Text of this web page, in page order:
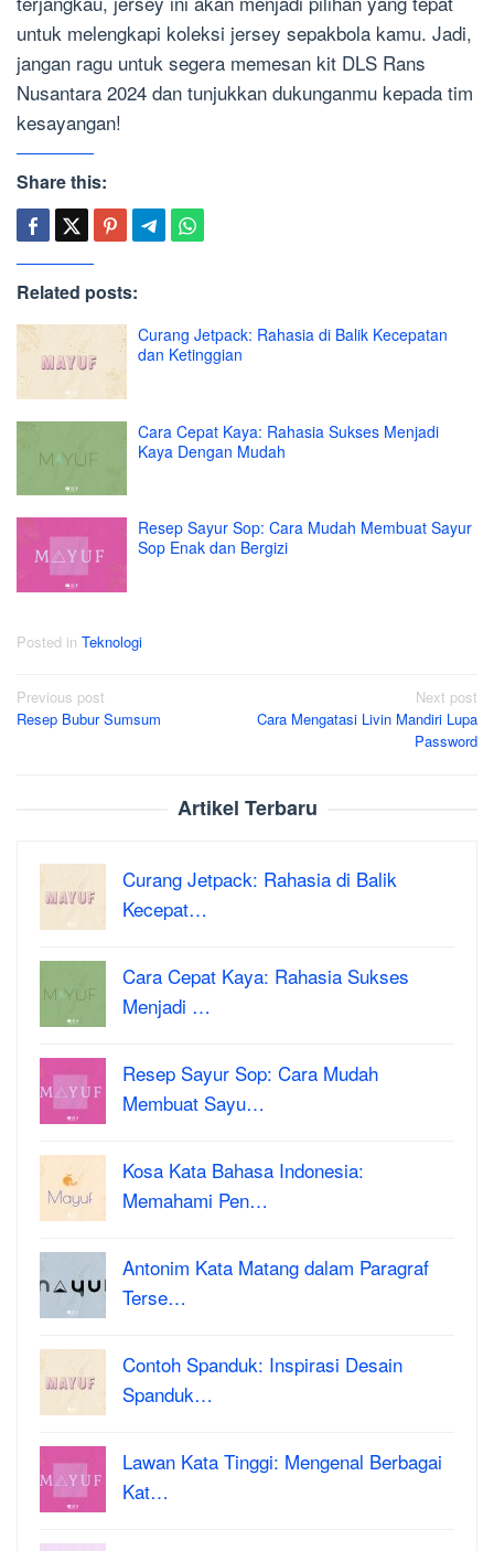
untuk melengkapi koleksi jersey sepakbola kamu. Jadi,
jangan ragu untuk segera memesan kit DLS Rans
Nusantara 2024 dan tunjukkan dukunganmu kepada tim
kesayangan!
Share this:
Related posts:
Curang Jetpack: Rahasia di Balik Kecepatan
dan Ketinggian
Cara Cepat Kaya: Rahasia Sukses Menjadi
Kaya Dengan Mudah
Resep Sayur Sop: Cara Mudah Membuat Sayur
Sop Enak dan Bergizi
Posted in Teknologi
Post
navigation
Previous post
Resep Bubur Sumsum
Next post
Cara Mengatasi Livin Mandiri Lupa
Password
Artikel Terbaru
Curang Jetpack: Rahasia di Balik
Kecepat…
Cara Cepat Kaya: Rahasia Sukses
Menjadi …
Resep Sayur Sop: Cara Mudah
Membuat Sayu…
Kosa Kata Bahasa Indonesia:
Memahami Pen…
Antonim Kata Matang dalam Paragraf
Terse…
Contoh Spanduk: Inspirasi Desain
Spanduk…
Lawan Kata Tinggi: Mengenal Berbagai
Kat…